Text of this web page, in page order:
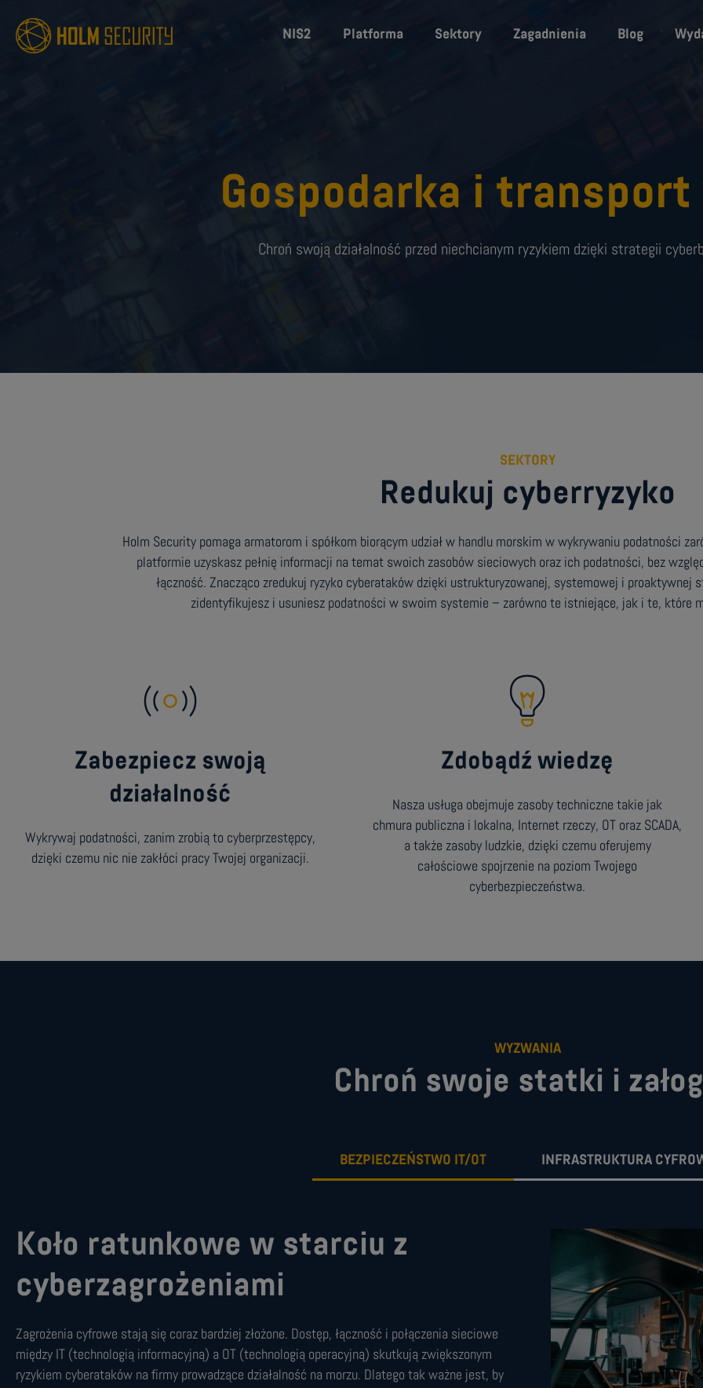
NIS2 Platforma Sektory Zagadnienia Blog
Gospodarka i transport
Chroń swoją działalność przed niechcianym ryzykiem dzięki strategii
SEKTORY
Redukuj cyberryzyko
Holm Security pomaga armatorom i spółkom biorącym udział w handlu morskim w wykrywaniu podatności
platformie uzyskasz pełnię informacji na temat swoich zasobów sieciowych oraz ich podatności, bez
łączność. Znacząco zredukuj ryzyko cyberataków dzięki ustrukturyzowanej, systemowej i proaktywnej
zidentyfikujesz i usuniesz podatności w swoim systemie – zarówno te istniejące, jak i te, które
Zabezpiecz swoją
działalność
Wykrywaj podatności, zanim zrobią to cyberprzestępcy,
dzięki czemu nic nie zakłóci pracy Twojej organizacji.
Zdobądź wiedzę
Nasza usługa obejmuje zasoby techniczne takie jak
chmura publiczna i lokalna, Internet rzeczy, OT oraz SCADA,
a także zasoby ludzkie, dzięki czemu oferujemy
całościowe spojrzenie na poziom Twojego
cyberbezpieczeństwa.
WYZWANIA
Chroń swoje statki i
BEZPIECZEŃSTWO IT/OT INFRASTRUKTURA
Koło ratunkowe w starciu z
cyberzagrożeniami
Zagrożenia cyfrowe stają się coraz bardziej złożone. Dostęp, łączność i połączenia sieciowe
między IT (technologią informacyjną) a OT (technologią operacyjną) skutkują zwiększonym
ryzykiem cyberataków na firmy prowadzące działalność na morzu. Dlatego tak ważne jest, by